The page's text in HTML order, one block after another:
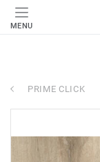
MENU
PRIME CLICK